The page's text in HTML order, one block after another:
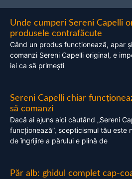
Unde cumperi Sereni Capelli
produsele contrafăcute
Când un produs funcționează, apar
comanzi Sereni Capelli original, e
iei ca să primești
Sereni Capelli chiar
să comanzi
Dacă ai ajuns aici căutând „Sereni
funcționează”, scepticismul tău este
de îngrijire a părului e plină de
Păr alb: ghidul complet cap-